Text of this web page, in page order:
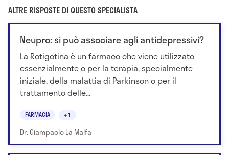
ALTRE RISPOSTE DI QUESTO SPECIALISTA
Neupro: si può associare agli antidepressivi?
La Rotigotina è un farmaco che viene utilizzato
essenzialmente o per la terapia, specialmente
iniziale, della malattia di Parkinson o per il
trattamento delle...
FARMACIA +1
Dr. Giampaolo La Malfa